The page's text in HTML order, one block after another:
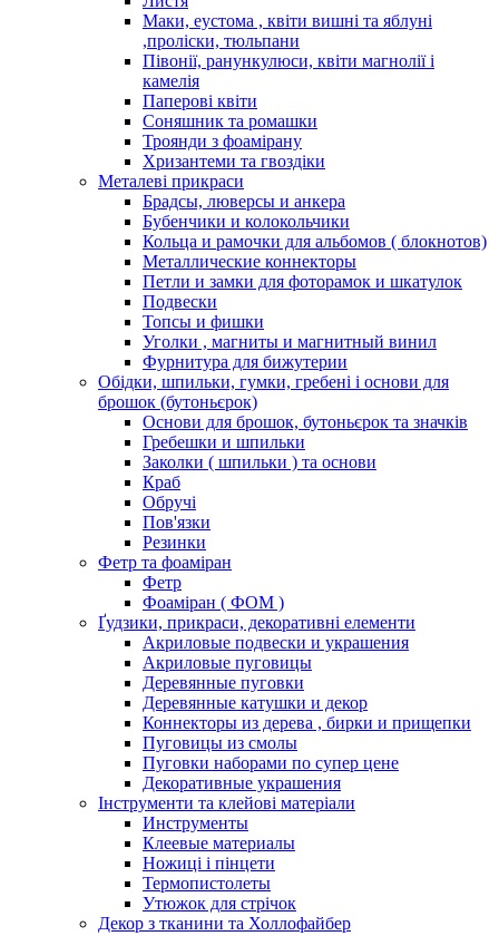
Маки, еустома , квіти вишні та яблуні
,проліски, тюльпани
Півонії, ранункулюси, квіти магнолії і
камелія
Паперові квіти
Соняшник та ромашки
Троянди з фоамірану
Хризантеми та гвоздіки
Металеві прикраси
Брадсы, люверсы и анкера
Бубенчики и колокольчики
Кольца и рамочки для альбомов ( блокнотов)
Металлические коннекторы
Петли и замки для фоторамок и шкатулок
Подвески
Топсы и фишки
Уголки , магниты и магнитный винил
Фурнитура для бижутерии
Обідки, шпильки, гумки, гребені і основи для
брошок (бутоньєрок)
Основи для брошок, бутоньєрок та значків
Гребешки и шпильки
Заколки ( шпильки ) та основи
Краб
Обручі
Пов'язки
Резинки
Фетр та фоаміран
Фетр
Фоаміран ( ФОМ )
Ґудзики, прикраси, декоративні елементи
Акриловые подвески и украшения
Акриловые пуговицы
Деревянные пуговки
Деревянные катушки и декор
Коннекторы из дерева , бирки и прищепки
Пуговицы из смолы
Пуговки наборами по супер цене
Декоративные украшения
Інструменти та клейові матеріали
Инструменты
Клеевые материалы
Ножиці і пінцети
Термопистолеты
Утюжок для стрічок
Декор з тканини та Холлофайбер